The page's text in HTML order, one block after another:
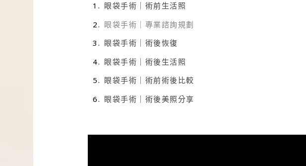
眼袋手術｜術前生活照
眼袋手術｜專業諮詢規劃
眼袋手術｜術後恢復
眼袋手術｜術後生活照
眼袋手術｜術前術後比較
眼袋手術｜術後美照分享